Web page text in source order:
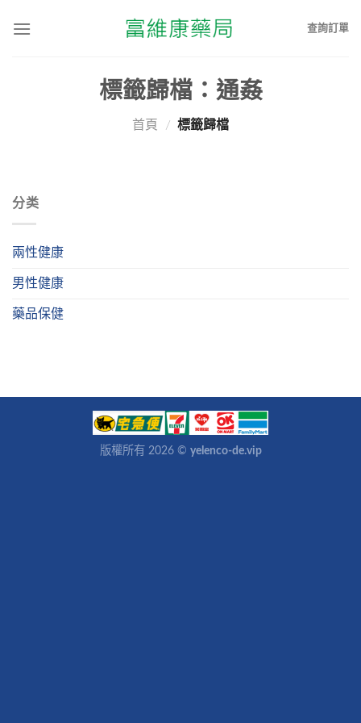
查詢訂單
標籤歸檔： 通姦
首頁 / 標籤歸檔
分类
兩性健康
男性健康
藥品保健
版權所有 2026 © yelenco-de.vip